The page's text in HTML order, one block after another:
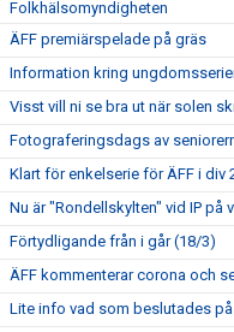
Folkhälsomyndigheten
ÄFF premiärspelade på gräs
Information kring
Visst vill ni se bra ut när solen
Fotograferingsdags av
Klart för enkelserie för ÄFF i div
Nu är "Rondellskylten" vid IP på
Förtydligande från i går (18/3)
ÄFF kommenterar corona och
Lite info vad som beslutades